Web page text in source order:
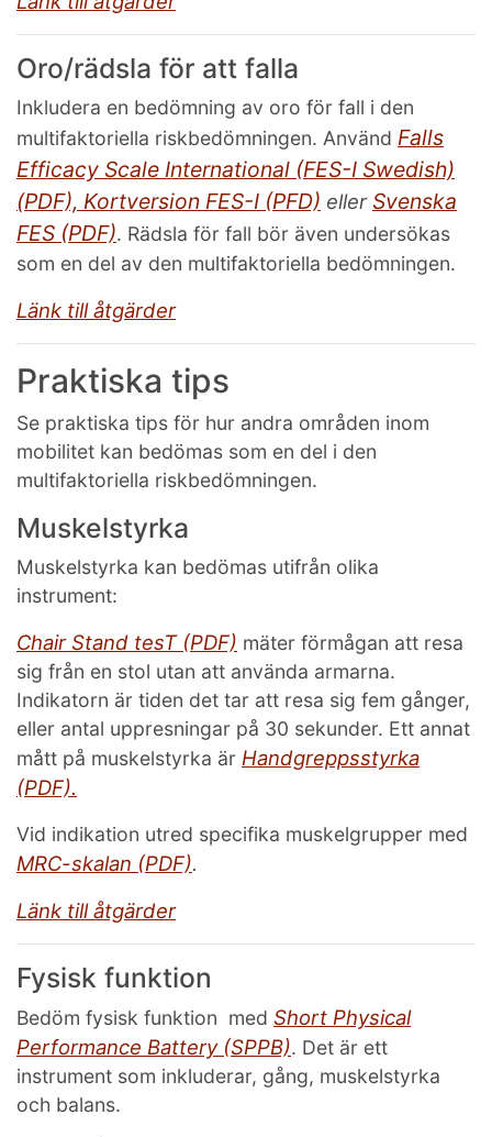
Oro/rädsla för att falla
Inkludera en bedömning av oro för fall i den
multifaktoriella riskbedömningen. Använd Falls
Efficacy Scale International (FES-I Swedish)
(PDF), Kortversion FES-I (PFD) ellerSvenska
FES (PDF). Rädsla för fall bör även undersökas
som en del av den multifaktoriella bedömningen.
Länk till åtgärder
Praktiska tips
Se praktiska tips för hur andra områden inom
mobilitet kan bedömas som en del i den
multifaktoriella riskbedömningen.
Muskelstyrka
Muskelstyrka kan bedömas utifrån olika
instrument:
Chair Stand tesT (PDF) mäter förmågan att resa
sig från en stol utan att använda armarna.
Indikatorn är tiden det tar att resa sig fem gånger,
eller antal uppresningar på 30 sekunder. Ett annat
mått på muskelstyrka är Handgreppsstyrka
(PDF).
Vid indikation utred specifika muskelgrupper med
MRC-skalan (PDF).
Länk till åtgärder
Fysisk funktion
Bedöm fysisk funktion med Short Physical
Performance Battery (SPPB). Det är ett
instrument som inkluderar, gång, muskelstyrka
och balans.